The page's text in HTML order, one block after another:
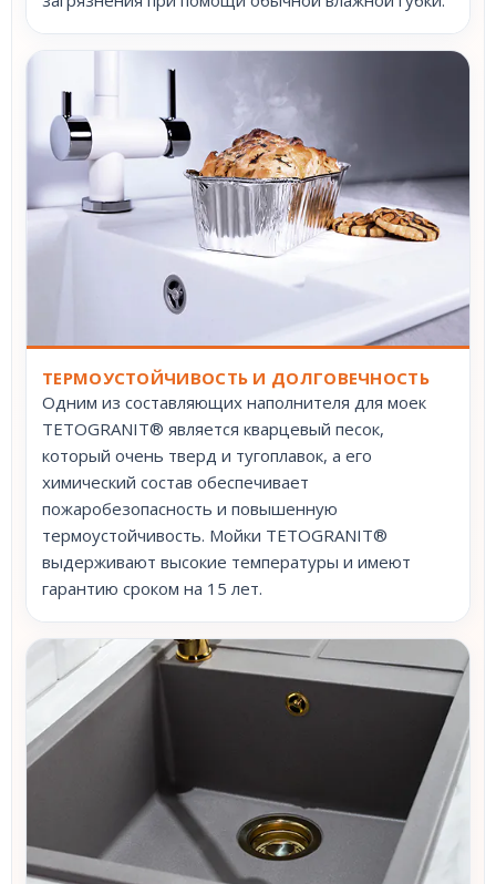
ТЕРМОУСТОЙЧИВОСТЬ И ДОЛГОВЕЧНОСТЬ
Одним из составляющих наполнителя для моек
TETOGRANIT® является кварцевый песок,
который очень тверд и тугоплавок, а его
химический состав обеспечивает
пожаробезопасность и повышенную
термоустойчивость. Мойки TETOGRANIT®
выдерживают высокие температуры и имеют
гарантию сроком на 15 лет.